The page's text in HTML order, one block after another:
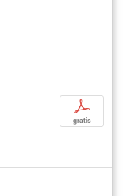
p
gratis